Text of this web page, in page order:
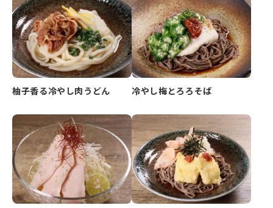
柚子香る冷やし肉うどん 冷やし梅とろろそば